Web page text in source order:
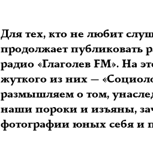
Для тех, кто не любит
продолжает публиковать
радио «Глаголев FM». На
жуткого из них —
размышляем о том,
наши пороки и изъяны,
фотографии юных себя и